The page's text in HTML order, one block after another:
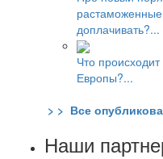
растаможенные
доплачивать?...
Что
Европы?...
> > Все
Наши